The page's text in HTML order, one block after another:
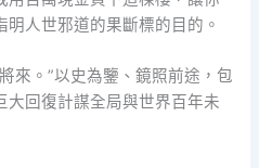
人世邪道的果斷標的目的。
來。”以史為鑒、鏡照前途，包
大回復計謀全局與世界百年未